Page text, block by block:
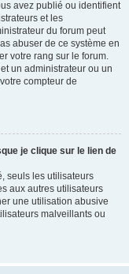
avez publié ou identifient
et les
du forum peut
abuser de ce système en
votre rang sur le forum.
un administrateur ou un
compteur de
je clique sur le lien de
seuls les utilisateurs
aux autres utilisateurs
une utilisation abusive
malveillants ou